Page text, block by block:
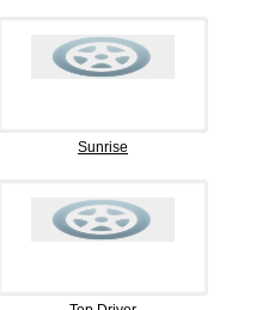
Sunrise